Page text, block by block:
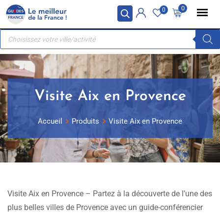
Panneau de gestion des cookies
Skip
content
0
0
Recherche
produits
Visite Aix en Provence
Accueil Produits Visite Aix en Provence
Visite Aix en Provence – Partez à la découverte de l’une des
plus belles villes de Provence avec un guide-conférencier